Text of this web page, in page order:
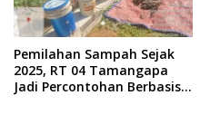
Pemilahan Sampah Sejak
2025, RT 04 Tamangapa
Jadi Percontohan Berbasis